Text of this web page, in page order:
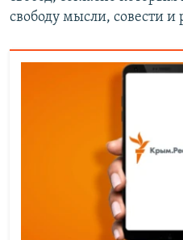
свободу мысли, совести и